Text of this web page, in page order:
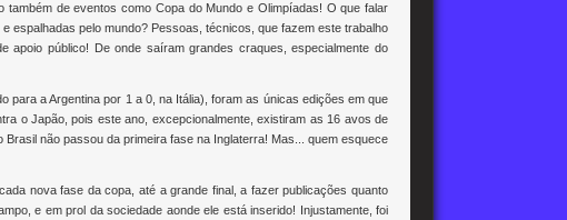
de eventos como Copa do Mundo e Olimpíadas! O que falar
espalhadas pelo mundo? Pessoas, técnicos, que fazem este trabalho
público! De onde saíram grandes craques, especialmente do
para a Argentina por 1 a 0, na Itália), foram as únicas edições em que
o Japão, pois este ano, excepcionalmente, existiram as 16 avos de
não passou da primeira fase na Inglaterra! Mas... quem esquece
nova fase da copa, até a grande final, a fazer publicações quanto
e em prol da sociedade aonde ele está inserido! Injustamente, foi